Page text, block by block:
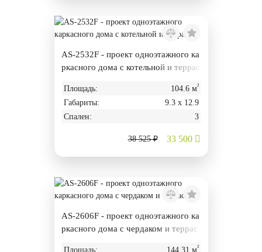
AS-2532F - проект одноэтажного ка
ркасного дома с котельной и террас
Площадь: 104.6 м²
Габариты:
9.3 х 12.9
Спален:
3
38 525 ₽ 33 500
AS-2606F - проект одноэтажного ка
ркасного дома с чердаком и террас
Площадь: 144.31 м²